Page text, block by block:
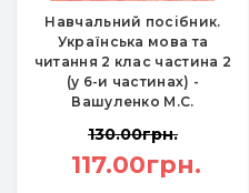
Навчальний посібник.
Українська мова та
читання 2 клас частина 2
(у 6-и частинах) -
Вашуленко М.С.
130.00грн.
117.00грн.